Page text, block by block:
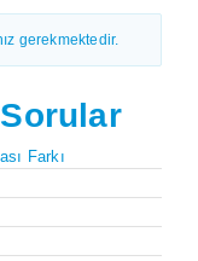
gerekmektedir.
Farkı